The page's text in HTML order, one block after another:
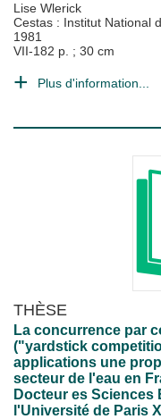
Lise Wlerick
Cestas : Institut National
1981
VII-182 p. ; 30 cm
Plus d'information...
THÈSE
La concurrence par
("yardstick
applications une
secteur de l'eau en
Docteur es Sciences
l'Université de Paris